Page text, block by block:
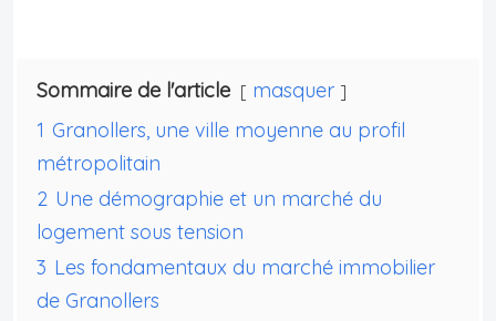
Sommaire de l'article
masquer
1 Granollers, une ville moyenne au profil
métropolitain
2 Une démographie et un marché du
logement sous tension
3 Les fondamentaux du marché immobilier
de Granollers